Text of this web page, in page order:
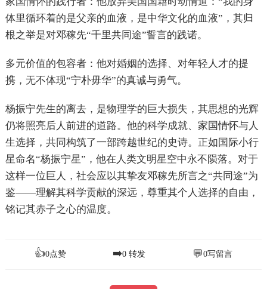
体里循环着的是父亲的血液，是中华文化的血液”，其归
根之举是对邓稼先“千里共同途”誓言的践诺。
多元价值的包容者：他对婚姻的选择、对年轻人才的提
携，无不体现“宁朴毋华”的真诚与勇气。
杨振宁先生的离去，是物理学的巨大损失，其思想的光辉
仍将照亮后人前进的道路。他的科学成就、家国情怀与人
生选择，共同构筑了一部跨越世纪的史诗。正如国际小行
星命名“杨振宁星”，他在人类文明星空中永不陨落。对于
这样一位巨人，社会应以其挚友邓稼先所言之“共同途”为
鉴——理解其科学贡献的深远，尊重其个人选择的自由，
铭记其赤子之心的温度。
👍0点赞 ➡️0 转发 💬0写留言